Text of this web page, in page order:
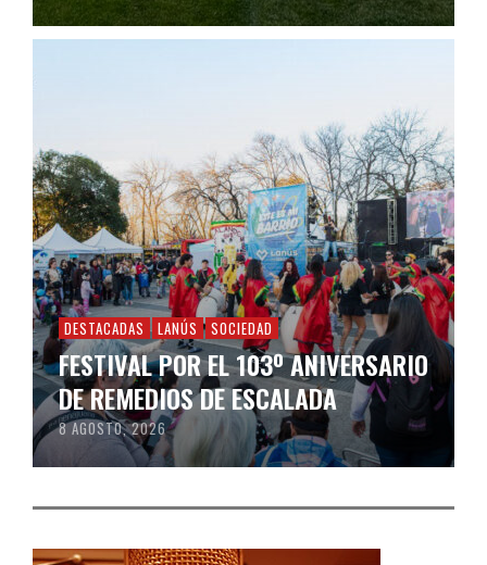
DESTACADAS LANÚS SOCIEDAD
FESTIVAL POR EL 103º ANIVERSARIO
DE REMEDIOS DE ESCALADA
8 AGOSTO, 2026